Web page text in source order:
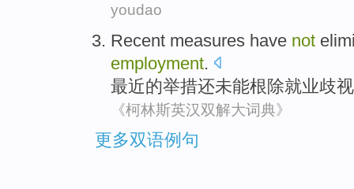
youdao
Recent measures have not
employment.
最近的举措还未能根除就业歧视
《柯林斯英汉双解大词典》
更多双语例句